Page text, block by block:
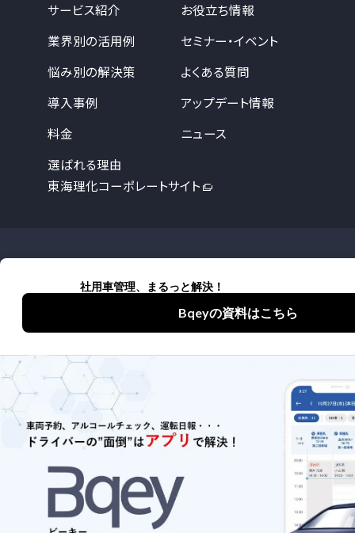
サービス紹介
お役立ち情報
業界別の活用例
セミナー・イベント
悩み別の解決策
よくある質問
導入事例
アップデート情報
料金
ニュース
選ばれる理由
東海理化コーポレートサイト
詳しくはお役立ち資料をご覧いただく
か、問い合わせください
お問い合わせ
プライバシーポリシー